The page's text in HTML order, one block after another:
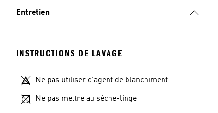
Entretien
INSTRUCTIONS DE LAVAGE
Ne pas utiliser d'agent de blanchiment
Ne pas mettre au sèche-linge